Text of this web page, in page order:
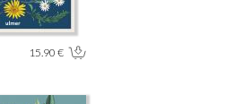
15.90 €